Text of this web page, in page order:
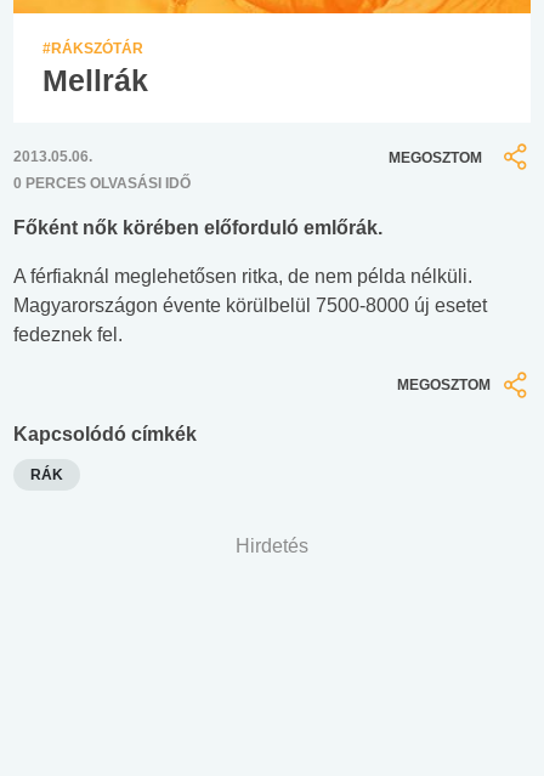
#RÁKSZÓTÁR
Mellrák
2013.05.06.
0 PERCES OLVASÁSI IDŐ
MEGOSZTOM
Főként nők körében előforduló emlőrák.
A férfiaknál meglehetősen ritka, de nem példa nélküli.
Magyarországon évente körülbelül 7500-8000 új esetet
fedeznek fel.
MEGOSZTOM
Kapcsolódó címkék
RÁK
Hirdetés